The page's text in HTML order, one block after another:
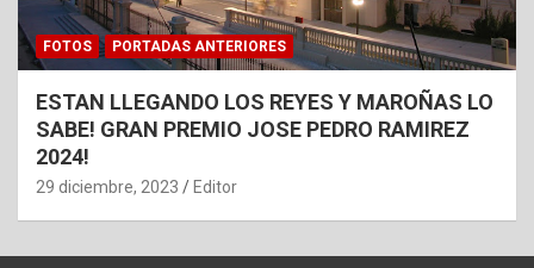
FOTOS PORTADAS ANTERIORES
ESTAN LLEGANDO LOS REYES Y MAROÑAS LO
SABE! GRAN PREMIO JOSE PEDRO RAMIREZ
2024!
29 diciembre, 2023 Editor